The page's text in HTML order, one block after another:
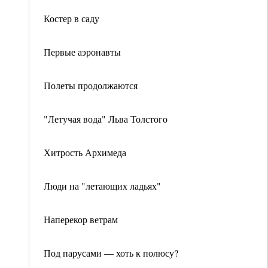
Костер в саду
Первые аэронавты
Полеты продолжаются
"Летучая вода" Льва Толстого
Хитрость Архимеда
Люди на "летающих ладьях"
Наперекор ветрам
Под парусами — хоть к полюсу?